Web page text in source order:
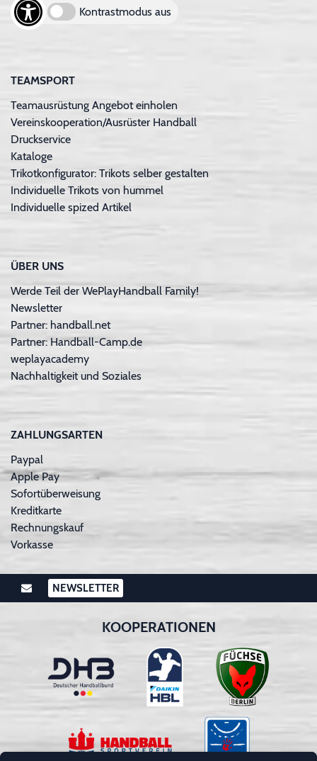
Kontrastmodus aus
TEAMSPORT
Teamausrüstung Angebot einholen
Vereinskooperation/Ausrüster Handball
Druckservice
Kataloge
Trikotkonfigurator: Trikots selber gestalten
Individuelle Trikots von hummel
Individuelle spized Artikel
ÜBER UNS
Werde Teil der WePlayHandball Family!
Newsletter
Partner: handball.net
Partner: Handball-Camp.de
weplayacademy
Nachhaltigkeit und Soziales
ZAHLUNGSARTEN
Paypal
Apple Pay
Sofortüberweisung
Kreditkarte
Rechnungskauf
Vorkasse
NEWSLETTER
KOOPERATIONEN